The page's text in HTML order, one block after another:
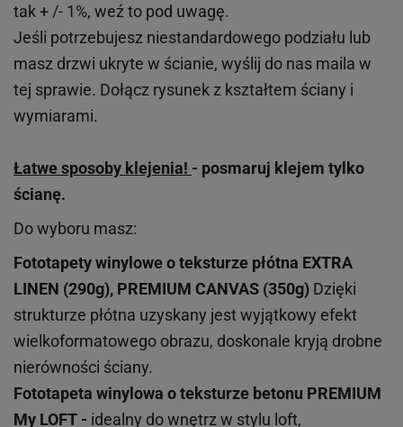
tak + /- 1%, weź to pod uwagę.
Jeśli potrzebujesz niestandardowego podziału lub
masz drzwi ukryte w ścianie, wyślij do nas maila w
tej sprawie. Dołącz rysunek z kształtem ściany i
wymiarami.
Łatwe sposoby klejenia! - posmaruj klejem tylko
ścianę.
Do wyboru masz:
Fototapety winylowe oteksturze płótna EXTRA
LINEN (290g), PREMIUM CANVAS (350g) Dzięki
strukturze płótna uzyskany jest wyjątkowy efekt
wielkoformatowego obrazu, doskonale kryją drobne
nierówności ściany.
Fototapeta winylowa oteksturze betonu PREMIUM
My LOFT - idealny do wnętrz w stylu loft,